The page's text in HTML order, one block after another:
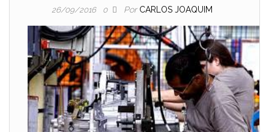
26/09/2016 0 Por CARLOS JOAQUIM